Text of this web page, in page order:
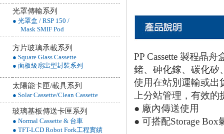
光罩傳輸系列
● 光罩盒 / RSP 150 /
Mask SMIF Pod
方片玻璃承載系列
● Square Glass Cassette
● 面板級扇出型封裝系列
太陽能卡匣/載具系列
● Solar Cassette/Clean Cassette
玻璃基板傳送卡匣系列
● Normal Cassette & 台車
● TFT-LCD Robot Fork工程實績
PP Cassette 製程晶
鍺、砷化鎵、碳化
使用在站別運輸或出
上分站管理，有效
● 廠內傳送使用
● 可搭配Storage Box